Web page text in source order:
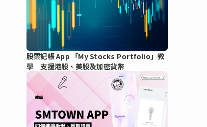
股票記帳 App 「My Stocks Portfolio」教
學 支援港股、美股及加密貨幣